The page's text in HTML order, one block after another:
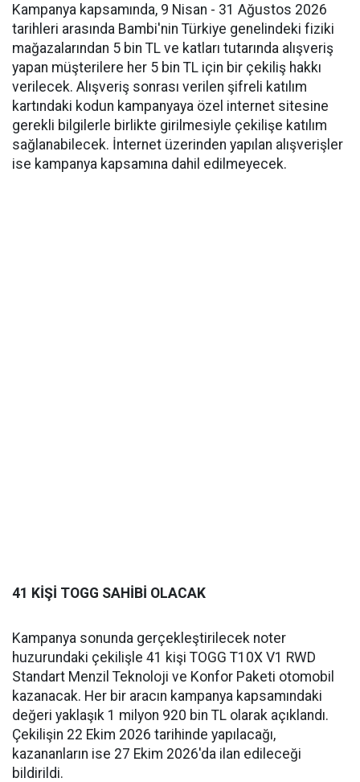
Kampanya kapsamında, 9 Nisan - 31 Ağustos 2026
tarihleri arasında Bambi'nin Türkiye genelindeki fiziki
mağazalarından 5 bin TL ve katları tutarında alışveriş
yapan müşterilere her 5 bin TL için bir çekiliş hakkı
verilecek. Alışveriş sonrası verilen şifreli katılım
kartındaki kodun kampanyaya özel internet sitesine
gerekli bilgilerle birlikte girilmesiyle çekilişe katılım
sağlanabilecek. İnternet üzerinden yapılan alışverişler
ise kampanya kapsamına dahil edilmeyecek.
41 KİŞİ TOGG SAHİBİ OLACAK
Kampanya sonunda gerçekleştirilecek noter
huzurundaki çekilişle 41 kişi TOGG T10X V1 RWD
Standart Menzil Teknoloji ve Konfor Paketi otomobil
kazanacak. Her bir aracın kampanya kapsamındaki
değeri yaklaşık 1 milyon 920 bin TL olarak açıklandı.
Çekilişin 22 Ekim 2026 tarihinde yapılacağı,
kazananların ise 27 Ekim 2026'da ilan edileceği
bildirildi.